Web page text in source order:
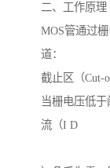
二、工作原理
MOS管通过
道：
截止区（Cut-
当栅电压低
流（I D